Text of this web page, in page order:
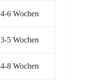
4-6 Wochen
3-5 Wochen
4-8 Wochen